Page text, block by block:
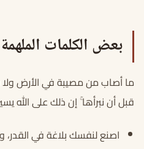
بعض الكلمات الملهمة
ما أصاب من مصيبة في الأرض
قبل أن نبرأها ۚ إن ذلك على الله
اصنع لنفسك بلاغة في القدر،